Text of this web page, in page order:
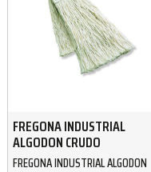
FREGONA INDUSTRIAL
ALGODON CRUDO
FREGONA INDUSTRIAL ALGODON